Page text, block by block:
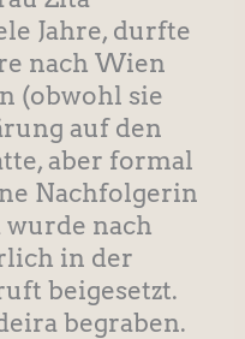
Jahre, durfte
nach Wien
(obwohl sie
auf den
aber formal
Nachfolgerin
nach
in der
beigesetzt.
begraben.